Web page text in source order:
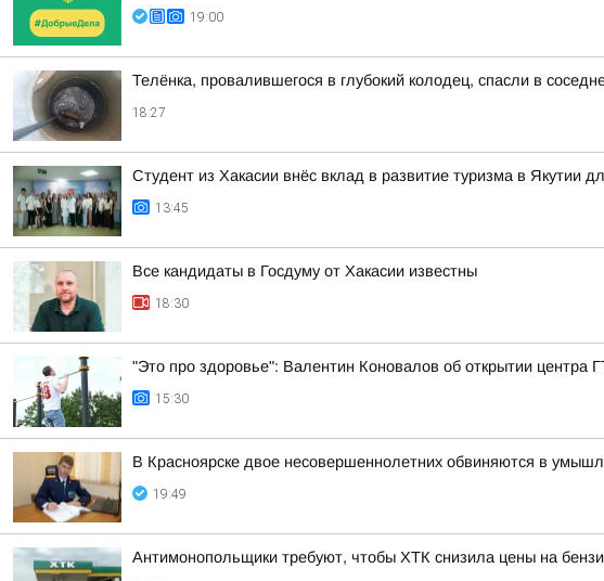
19:00
Телёнка, провалившегося в глубокий колодец, спасли в
18:27
Студент из Хакасии внёс вклад в развитие туризма в Якутии
13:45
Все кандидаты в Госдуму от Хакасии известны
18:30
"Это про здоровье": Валентин Коновалов об открытии центра
15:30
В Красноярске двое несовершеннолетних обвиняются в
19:49
Антимонопольщики требуют, чтобы ХТК снизила цены на